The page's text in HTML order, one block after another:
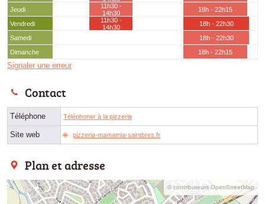
Jeudi
11h30 -
14h30
18h - 22h15
Vendredi
11h30 -
14h30
18h - 22h30
Samedi
18h - 22h30
Dimanche
18h - 22h15
Signaler une erreur
Contact
Téléphone Téléphoner à la pizzeria
Site web pizzeria-mamamia-saintbres.fr
Plan et adresse
© contributeurs OpenStreetMap